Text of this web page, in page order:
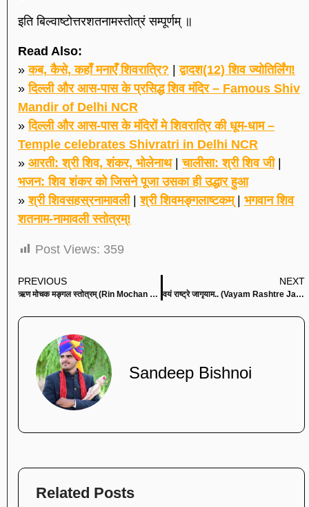
इति बिल्वाष्टोत्तरशतनामस्तोत्रं सम्पूर्णम् ॥
Read Also:
»कब, कैसे, कहाँ मनाएँ शिवरात्रि? |द्वादश(12) शिव ज्योतिर्लिंग!
»दिल्ली और आस-पास के प्रसिद्ध शिव मंदिर – Famous Shiv
Mandir of Delhi NCR
»दिल्ली और आस-पास के मंदिरों मे शिवरात्रि की धूम-धाम –
Temple celebrates Shivratri in Delhi NCR
» आरती: श्री शिव, शंकर, भोलेनाथ|चालीसा: श्री शिव जी|
भजन: शिव शंकर को जिसने पूजा उसका ही उद्धार हुआ
»श्री शिवसहस्रनामावली|श्री शिवमङ्गलाष्टकम्| भगवान शिव
शतनाम-नामावली स्तोत्रम्!
Post Views: 359
PREVIOUS
ऋण मोचक मङ्गल स्तोत्रम् (Rin Mochan Mangal Stotram)
NEXT
वयं राष्ट्रे जागृयाम.. (Vayam Rashtre Jagrayam)
Sandeep Bishnoi
Related Posts